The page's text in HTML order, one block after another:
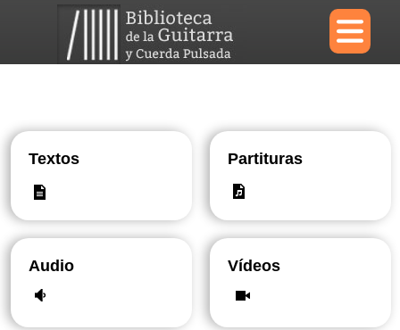
×
Menu
Área personal Reproductor
Textos Partituras
Audio Vídeos